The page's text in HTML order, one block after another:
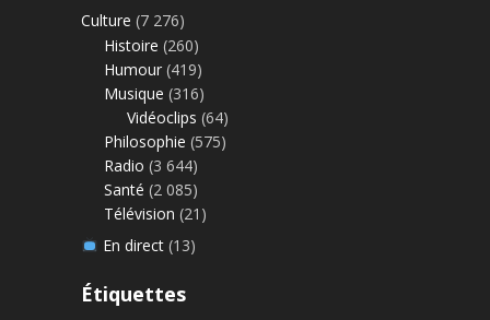
Culture (7 276)
Histoire (260)
Humour (419)
Musique (316)
Vidéoclips (64)
Philosophie (575)
Radio (3 644)
Santé (2 085)
Télévision (21)
En direct(13)
Étiquettes